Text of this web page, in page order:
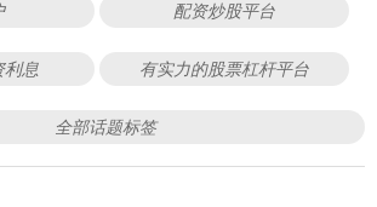
配资炒股平台
利息 有实力的股票杠杆平台
全部话题标签